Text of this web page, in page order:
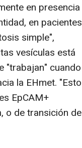
en presencia
en pacientes
simple",
vesículas está
"trabajan" cuando
la EHmet. "Esto
EpCAM+
o de transición de